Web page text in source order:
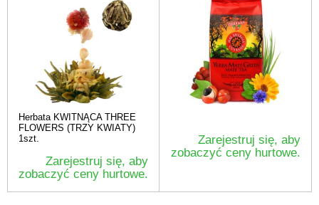
Herbata KWITNĄCA THREE
FLOWERS (TRZY KWIATY)
1szt.
Zarejestruj się, aby
zobaczyć ceny hurtowe.
Zarejestruj się, aby
zobaczyć ceny hurtowe.